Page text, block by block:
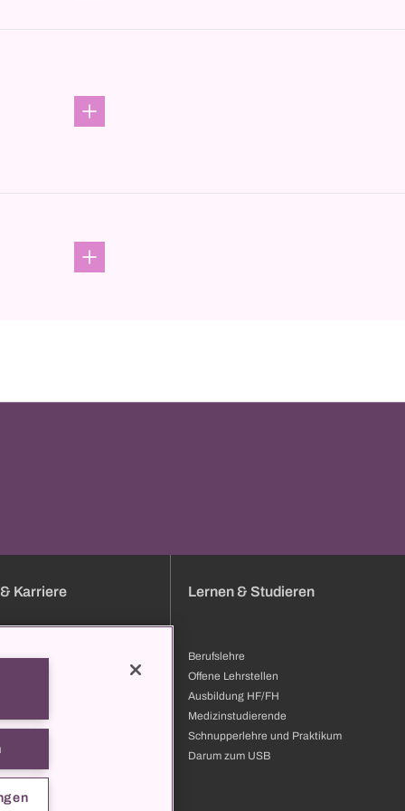
Karriere
& Entwicklung
Lernen & Studieren
Berufslehre
Offene Lehrstellen
Ausbildung HF/FH
Medizinstudierende
Schnupperlehre und Praktikum
Darum zum USB